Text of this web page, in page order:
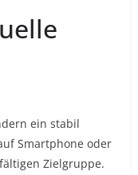
ein stabil
Smartphone oder
Zielgruppe.